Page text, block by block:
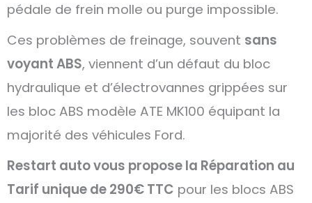
pédale de frein molle ou purge impossible.
Ces problèmes de freinage, souvent sans
voyant ABS, viennent d’un défaut du bloc
hydraulique et d’électrovannes grippées sur
les bloc ABS modèle ATE MK100 équipant la
majorité des véhicules Ford.
Restart auto vous propose la Réparation au
Tarif unique de 290€ TTC pour les blocs ABS